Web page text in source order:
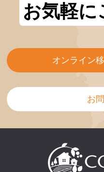
お気軽に
オンライン
お